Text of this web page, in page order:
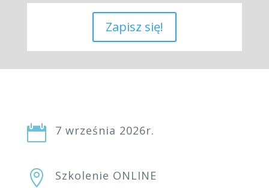
Zapisz się!
 7 września 2026r.
 Szkolenie ONLINE